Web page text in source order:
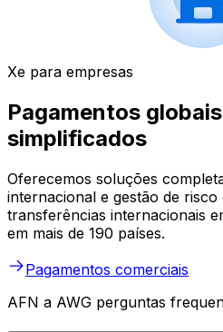
Xe para empresas
Pagamentos
simplificados
Oferecemos soluções
internacional e gestão de risco
transferências internacionais
em mais de 190 países.
Pagamentos comerciais
AFN a AWG perguntas